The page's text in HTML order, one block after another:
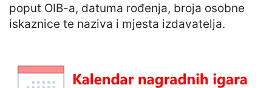
poput OIB-a, datuma rođenja, broja osobne
iskaznice te naziva i mjesta izdavatelja.